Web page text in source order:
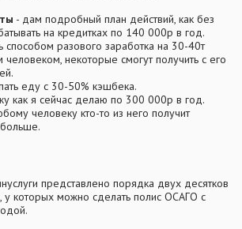
- дам подробный план действий, как без
на кредитках по 140 000р в год.
способом разового заработка на 30-40т
некоторые смогут получить с его
еду с 30-50% кэшбека.
как я сейчас делаю по 300 000р в год.
человеку кто-то из него получит
представлено порядка двух десятков
у которых можно сделать полис ОСАГО с